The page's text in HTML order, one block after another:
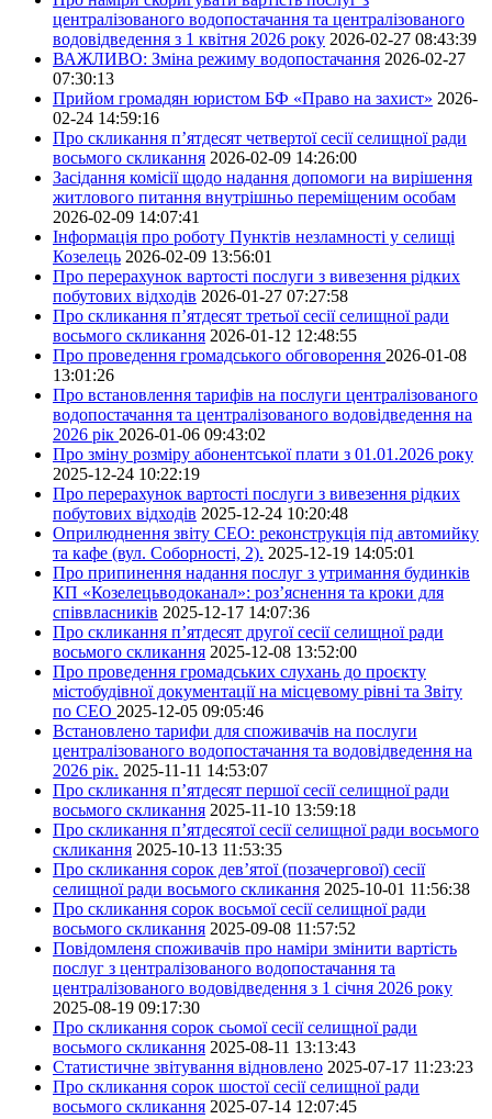
централізованого водопостачання та централізованого
водовідведення з 1 квітня 2026 року 2026-02-27 08:43:39
ВАЖЛИВО: Зміна режиму водопостачання 2026-02-27
07:30:13
Прийом громадян юристом БФ «Право на захист» 2026-
02-24 14:59:16
Про скликання п’ятдесят четвертої сесії селищної ради
восьмого скликання 2026-02-09 14:26:00
Засідання комісії щодо надання допомоги на вирішення
житлового питання внутрішньо переміщеним особам
2026-02-09 14:07:41
Інформація про роботу Пунктів незламності у селищі
Козелець 2026-02-09 13:56:01
Про перерахунок вартості послуги з вивезення рідких
побутових відходів 2026-01-27 07:27:58
Про скликання п’ятдесят третьої сесії селищної ради
восьмого скликання 2026-01-12 12:48:55
Про проведення громадського обговорення 2026-01-08
13:01:26
Про встановлення тарифів на послуги централізованого
водопостачання та централізованого водовідведення на
2026 рік 2026-01-06 09:43:02
Про зміну розміру абонентської плати з 01.01.2026 року
2025-12-24 10:22:19
Про перерахунок вартості послуги з вивезення рідких
побутових відходів 2025-12-24 10:20:48
Оприлюднення звіту СЕО: реконструкція під автомийку
та кафе (вул. Соборності, 2). 2025-12-19 14:05:01
Про припинення надання послуг з утримання будинків
КП «Козелецьводоканал»: роз’яснення та кроки для
співвласників 2025-12-17 14:07:36
Про скликання п’ятдесят другої сесії селищної ради
восьмого скликання 2025-12-08 13:52:00
Про проведення громадських слухань до проєкту
містобудівної документації на місцевому рівні та Звіту
по СЕО 2025-12-05 09:05:46
Встановлено тарифи для споживачів на послуги
централізованого водопостачання та водовідведення на
2026 рік. 2025-11-11 14:53:07
Про скликання п’ятдесят першої сесії селищної ради
восьмого скликання 2025-11-10 13:59:18
Про скликання п’ятдесятої сесії селищної ради восьмого
скликання 2025-10-13 11:53:35
Про скликання сорок дев’ятої (позачергової) сесії
селищної ради восьмого скликання 2025-10-01 11:56:38
Про скликання сорок восьмої сесії селищної ради
восьмого скликання 2025-09-08 11:57:52
Повідомленя споживачів про наміри змінити вартість
послуг з централізованого водопостачання та
централізованого водовідведення з 1 січня 2026 року
2025-08-19 09:17:30
Про скликання сорок сьомої сесії селищної ради
восьмого скликання 2025-08-11 13:13:43
Статистичне звітування відновлено 2025-07-17 11:23:23
Про скликання сорок шостої сесії селищної ради
восьмого скликання 2025-07-14 12:07:45